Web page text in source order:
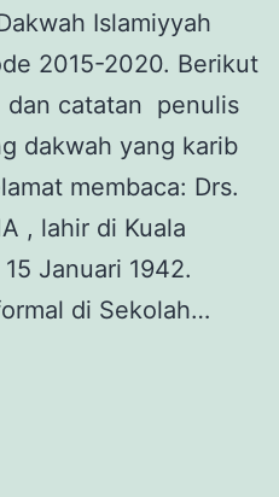
Islamiyyah
2015-2020. Berikut
dan catatan penulis
dakwah yang karib
membaca: Drs.
, lahir di Kuala
Januari 1942.
di Sekolah…